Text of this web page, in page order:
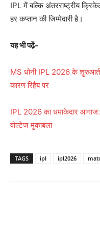
IPL में बल्कि अंतरराष्ट्रीय
हर कप्तान की जिम्मेदारी है।
यह भी पढ़ें-
MS धोनी IPL 2026 के शुरुआती
कारण रिहैब पर
IPL 2026 का धमाकेदार आगाज:
वोल्टेज मुकाबला
TAGS ipl ipl2026